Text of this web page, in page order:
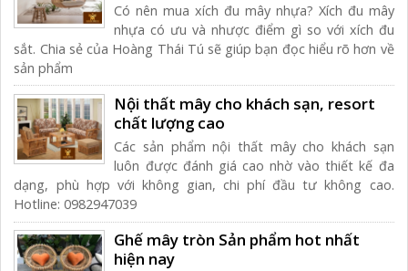
Có nên mua xích đu mây nhựa? Xích đu mây
nhựa có ưu và nhược điểm gì so với xích đu
sắt. Chia sẻ của Hoàng Thái Tú sẽ giúp bạn đọc hiểu rõ hơn về
sản phẩm
Nội thất mây cho khách sạn, resort
chất lượng cao
Các sản phẩm nội thất mây cho khách sạn
luôn được đánh giá cao nhờ vào thiết kế đa
dạng, phù hợp với không gian, chi phí đầu tư không cao.
Hotline: 0982947039
Ghế mây tròn Sản phẩm hot nhất
hiện nay